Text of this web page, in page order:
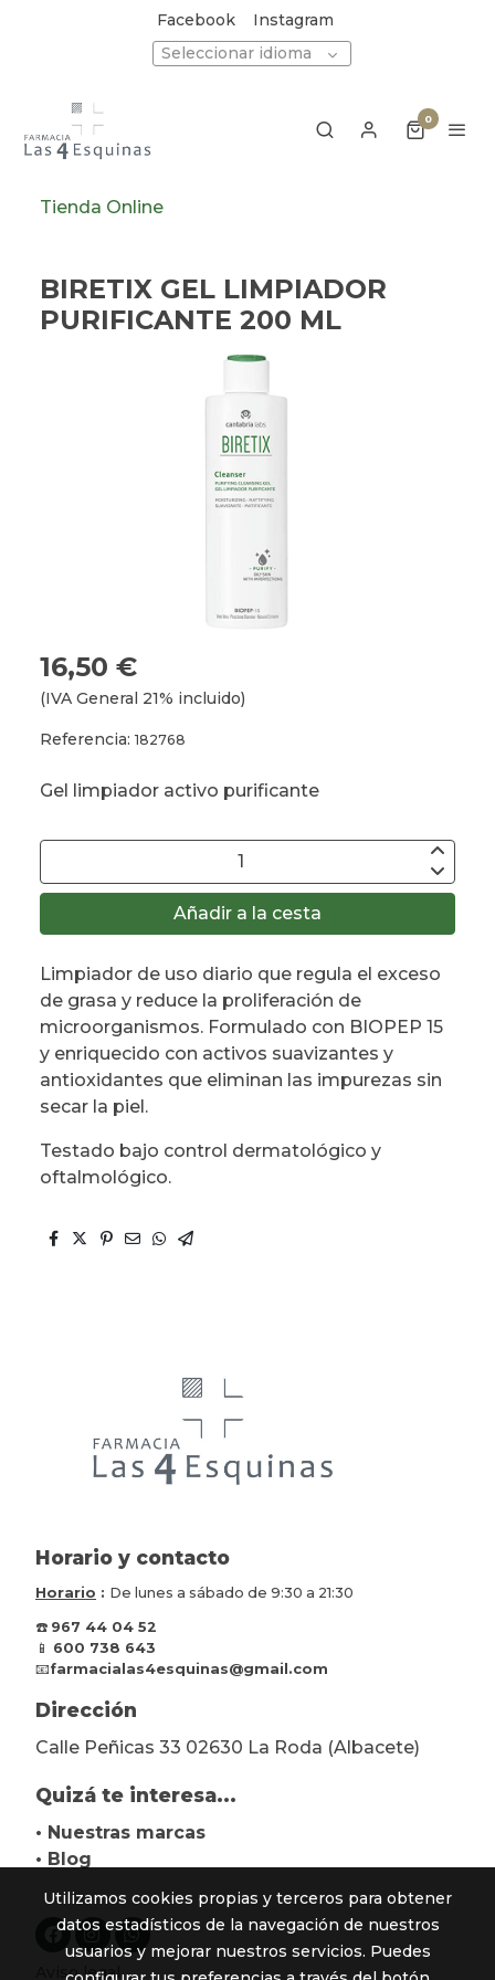
Facebook
Instagram
Seleccionar idioma
0
Tienda Online
BIRETIX GEL LIMPIADOR
PURIFICANTE 200 ML
16,50 €
(IVA General 21% incluido)
Referencia:182768
Gel limpiador activo purificante
Añadir a la cesta
Limpiador de uso diario que regula el exceso
de grasa y reduce la proliferación de
microorganismos. Formulado con BIOPEP 15
y enriquecido con activos suavizantes y
antioxidantes que eliminan las impurezas sin
secar la piel.
Testado bajo control dermatológico y
oftalmológico.
Horario y contacto
Horario : De lunes a sábado de 9:30 a 21:30
☎️ 967 44 04 52
📱 600 738 643
📧farmacialas4esquinas@gmail.com
Dirección
Calle Peñicas 33 02630 La Roda (Albacete)
Quizá te interesa...
• Nuestras marcas
• Blog
Aviso legal
Utilizamos cookies propias y terceros para obtener
datos estadísticos de la navegación de nuestros
usuarios y mejorar nuestros servicios. Puedes